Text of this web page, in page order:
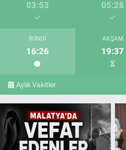
03:53 05:28
İKINDI
16:26
AKŞAM
19:37
Aylık Vakitler